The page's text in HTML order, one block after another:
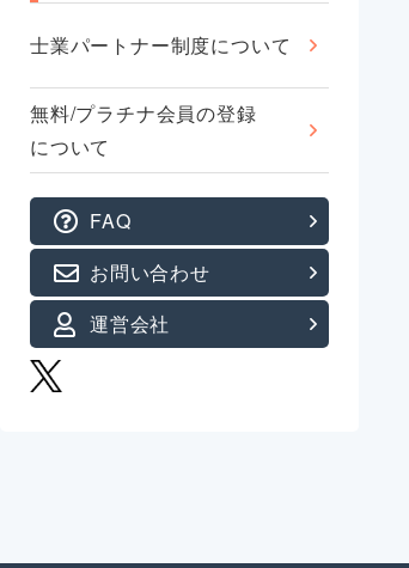
士業パートナー制度について
無料/プラチナ会員の登録
について
FAQ
お問い合わせ
運営会社